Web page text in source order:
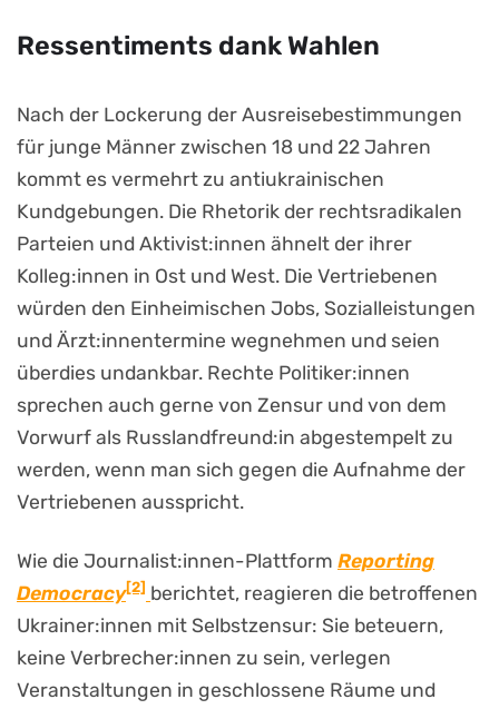
Ressentiments dank Wahlen
Nach der Lockerung der Ausreisebestimmungen
für junge Männer zwischen 18 und 22 Jahren
kommt es vermehrt zu antiukrainischen
Kundgebungen. Die Rhetorik der rechtsradikalen
Parteien und Aktivist:innen ähnelt der ihrer
Kolleg:innen in Ost und West. Die Vertriebenen
würden den Einheimischen Jobs, Sozialleistungen
und Ärzt:innentermine wegnehmen und seien
überdies undankbar. Rechte Politiker:innen
sprechen auch gerne von Zensur und von dem
Vorwurf als Russlandfreund:in abgestempelt zu
werden, wenn man sich gegen die Aufnahme der
Vertriebenen ausspricht.
Wie die Journalist:innen-Plattform Reporting
Democracy[2] berichtet, reagieren die betroffenen
Ukrainer:innen mit Selbstzensur: Sie beteuern,
keine Verbrecher:innen zu sein, verlegen
Veranstaltungen in geschlossene Räume und